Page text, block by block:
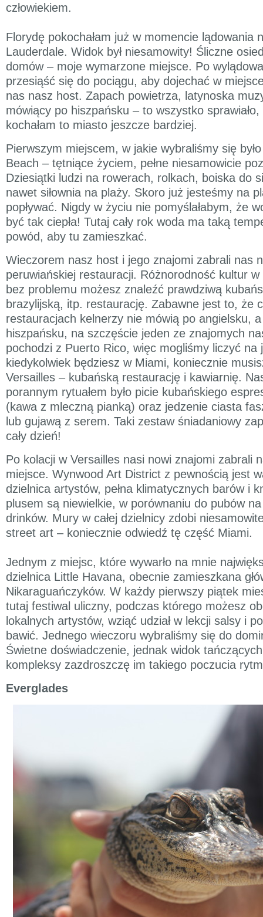
człowiekiem.
Florydę pokochałam już w momencie lądowania
Lauderdale. Widok był niesamowity! Śliczne
domów – moje wymarzone miejsce. Po
przesiąść się do pociągu, aby dojechać w
nas nasz host. Zapach powietrza, latynoska
mówiący po hiszpańsku – to wszystko
kochałam to miasto jeszcze bardziej.
Pierwszym miejscem, w jakie wybraliśmy się
Beach – tętniące życiem, pełne niesamowicie
Dziesiątki ludzi na rowerach, rolkach, boiska do
nawet siłownia na plaży. Skoro już jesteśmy na
popływać. Nigdy w życiu nie pomyślałabym, że
być tak ciepła! Tutaj cały rok woda ma taką
powód, aby tu zamieszkać.
Wieczorem nasz host i jego znajomi zabrali nas
peruwiańskiej restauracji. Różnorodność kultur
bez problemu możesz znaleźć prawdziwą
brazylijską, itp. restaurację. Zabawne jest to, że
restauracjach kelnerzy nie mówią po angielsku,
hiszpańsku, na szczęście jeden ze znajomych
pochodzi z Puerto Rico, więc mogliśmy liczyć na
kiedykolwiek będziesz w Miami, koniecznie
Versailles – kubańską restaurację i kawiarnię.
porannym rytuałem było picie kubańskiego
(kawa z mleczną pianką) oraz jedzenie ciasta
lub gujawą z serem. Taki zestaw śniadaniowy
cały dzień!
Po kolacji w Versailles nasi nowi znajomi zabrali
miejsce. Wynwood Art District z pewnością jest
dzielnica artystów, pełna klimatycznych barów i
plusem są niewielkie, w porównaniu do pubów
drinków. Mury w całej dzielnicy zdobi
street art – koniecznie odwiedź tę część Miami.
Jednym z miejsc, które wywarło na mnie
dzielnica Little Havana, obecnie zamieszkana
Nikaraguańczyków. W każdy pierwszy piątek
tutaj festiwal uliczny, podczas którego możesz
lokalnych artystów, wziąć udział w lekcji salsy i
bawić. Jednego wieczoru wybraliśmy się do
Świetne doświadczenie, jednak widok
kompleksy zazdroszczę im takiego poczucia
Everglades